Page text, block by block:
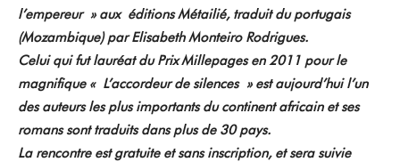
l’empereur » aux éditions Métailié, traduit du portugais
(Mozambique) par Elisabeth Monteiro Rodrigues.
Celui qui fut lauréat du Prix Millepages en 2011 pour le
magnifique « L’accordeur de silences » est aujourd’hui l’un
des auteurs les plus importants du continent africain et ses
romans sont traduits dans plus de 30 pays.
La rencontre est gratuite et sans inscription, et sera suivie